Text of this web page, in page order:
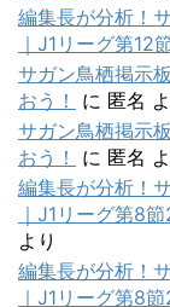
編集長が分析！
｜J1リーグ第12
サガン鳥栖掲示
おう！
に 匿名
サガン鳥栖掲示
おう！
に 匿名
編集長が分析！
｜J1リーグ第8
より
編集長が分析！
｜J1リーグ第8